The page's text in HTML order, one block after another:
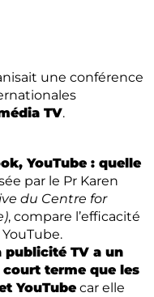
une conférence
TV.
YouTube : quelle
par le Pr Karen
du Centre for
, compare l’efficacité
publicité TV a un
terme que les
YouTube car elle